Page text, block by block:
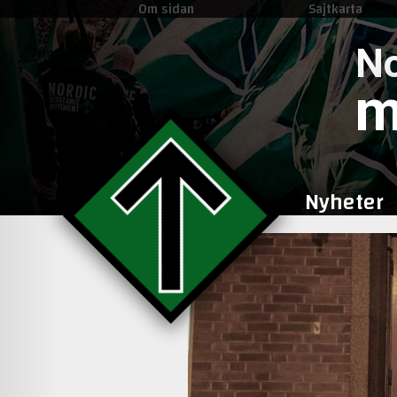
Om sidan Sajtkarta
Nyheter